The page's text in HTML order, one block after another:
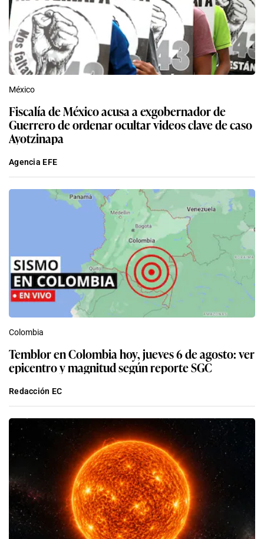
México
Fiscalía de México acusa a exgobernador de
Guerrero de ordenar ocultar videos clave de caso
Ayotzinapa
Agencia EFE
Colombia
Temblor en Colombia hoy, jueves 6 de agosto: ver
epicentro y magnitud según reporte SGC
Redacción EC